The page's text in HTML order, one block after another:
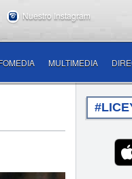
Nuestro Instagram
MULTIMEDIA